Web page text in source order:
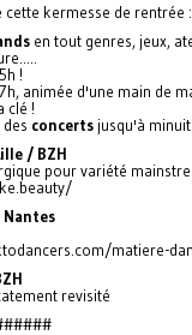
kermesse de rentrée :
en tout genres, jeux,
!
animée d'une main de
clé !
concertsjusqu'à minuit
/ BZH
pour variété
Nantes
matiere-
revisité